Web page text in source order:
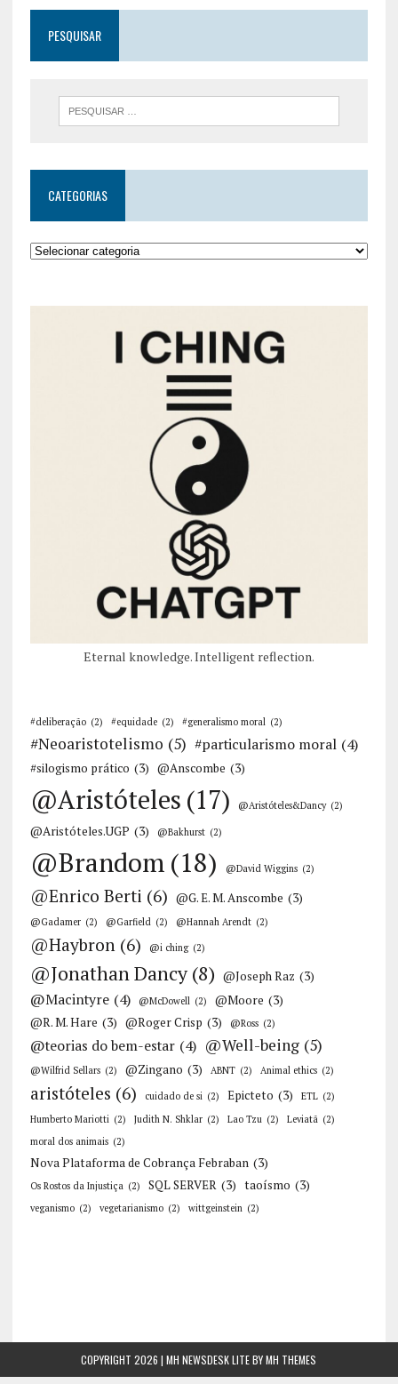
PESQUISAR
CATEGORIAS
Eternal knowledge. Intelligent reflection.
#deliberação (2) #equidade (2) #generalismo moral (2)
#Neoaristotelismo (5) #particularismo moral (4)
#silogismo prático (3) @Anscombe (3)
@Aristóteles (17) @Aristóteles&Dancy (2)
@Aristóteles.UGP (3) @Bakhurst (2)
@Brandom (18) @David Wiggins (2)
@Enrico Berti (6) @G. E. M. Anscombe (3)
@Gadamer (2) @Garfield (2) @Hannah Arendt (2)
@Haybron (6) @i ching (2)
@Jonathan Dancy (8) @Joseph Raz (3)
@Macintyre (4) @McDowell (2) @Moore (3)
@R. M. Hare (3) @Roger Crisp (3) @Ross (2)
@teorias do bem-estar (4) @Well-being (5)
@Wilfrid Sellars (2) @Zingano (3) ABNT (2) Animal ethics (2)
aristóteles (6) cuidado de si (2) Epicteto (3) ETL (2)
Humberto Mariotti (2) Judith N. Shklar (2) Lao Tzu (2) Leviatã (2)
moral dos animais (2)
Nova Plataforma de Cobrança Febraban (3)
Os Rostos da Injustiça (2) SQL SERVER (3) taoísmo (3)
veganismo (2) vegetarianismo (2) wittgeinstein (2)
COPYRIGHT 2026 | MH NEWSDESK LITE BYMH THEMES